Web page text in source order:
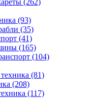
(262)
(93)
(35)
(41)
(165)
(104)
(81)
(208)
(117)